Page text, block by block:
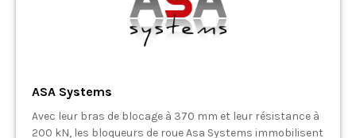
ASA Systems
Avec leur bras de blocage à 370 mm et leur résistance à
200 kN, les bloqueurs de roue Asa Systems immobilisent